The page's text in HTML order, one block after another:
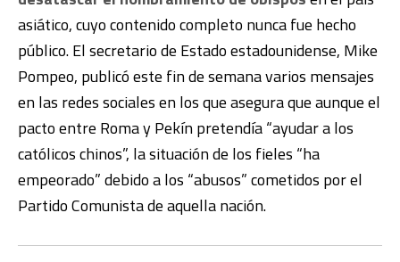
asiático, cuyo contenido completo nunca fue hecho
público. El secretario de Estado estadounidense, Mike
Pompeo, publicó este fin de semana varios mensajes
en las redes sociales en los que asegura que aunque el
pacto entre Roma y Pekín pretendía “ayudar a los
católicos chinos”, la situación de los fieles “ha
empeorado” debido a los “abusos” cometidos por el
Partido Comunista de aquella nación.